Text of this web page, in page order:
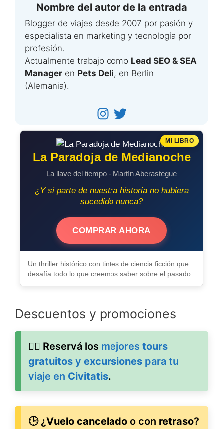
Nombre del autor de la entrada
Blogger de viajes desde 2007 por pasión y
especialista en marketing y tecnología por
profesión.
Actualmente trabajo como Lead SEO & SEA
Manager en Pets Deli, en Berlin
(Alemania).
MI LIBRO
La Paradoja de Medianoche
La llave del tiempo - Martín Aberastegue
¿Y si parte de nuestra historia no hubiera
sucedido nunca?
COMPRAR AHORA
Un thriller histórico con tintes de ciencia ficción que
desafía todo lo que creemos saber sobre el pasado.
Descuentos y promociones
🚶‍♂️ Reservá los mejores tours
gratuitos y excursiones para tu
viaje en Civitatis.
🕒 ¿Vuelo cancelado o con retraso?